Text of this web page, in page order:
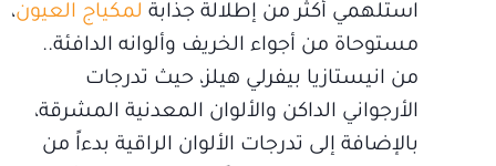
استلهمي أكثر من إطلالة جذابة لمكياج العيون،
مستوحاة من أجواء الخريف وألوانه الدافئة..
من انيستازيا بيفرلي هيلز، حيث تدرجات
الأرجواني الداكن والألوان المعدنية المشرقة،
بالإضافة إلى تدرجات الألوان الراقية بدءاً من